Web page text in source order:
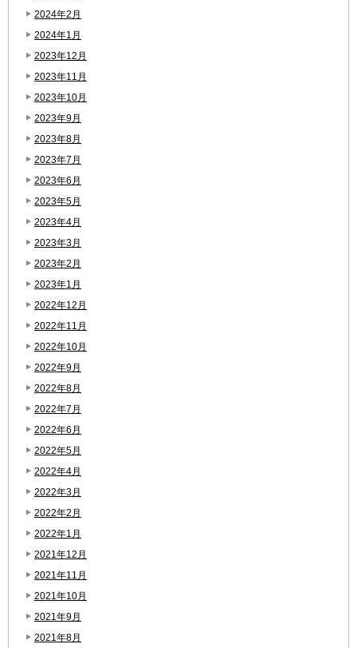
2024年2月
2024年1月
2023年12月
2023年11月
2023年10月
2023年9月
2023年8月
2023年7月
2023年6月
2023年5月
2023年4月
2023年3月
2023年2月
2023年1月
2022年12月
2022年11月
2022年10月
2022年9月
2022年8月
2022年7月
2022年6月
2022年5月
2022年4月
2022年3月
2022年2月
2022年1月
2021年12月
2021年11月
2021年10月
2021年9月
2021年8月